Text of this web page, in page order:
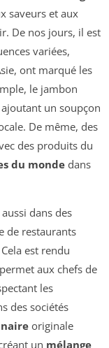
saveurs et aux
De nos jours, il est
variées,
ont marqué les
le jambon
un soupçon
De même, des
des produits du
du monde dans
dans des
de restaurants
est rendu
aux chefs de
les
des sociétés
originale
un mélange